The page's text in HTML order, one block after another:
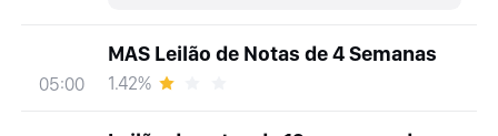
05:00
MAS Leilão de Notas de 4 Semanas
1.42%